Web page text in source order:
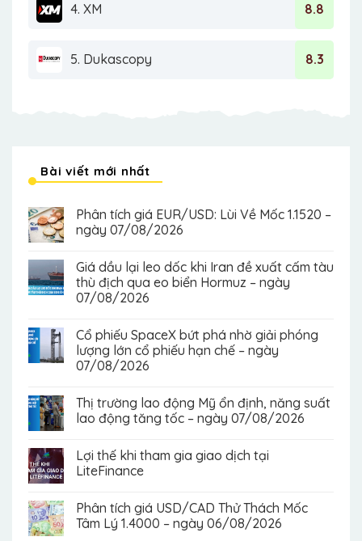
4. XM 8.8
5. Dukascopy 8.3
Bài viết mới nhất
Phân tích giá EUR/USD: Lùi Về Mốc 1.1520 –
ngày 07/08/2026
Giá dầu lại leo dốc khi Iran đề xuất cấm tàu
thù địch qua eo biển Hormuz – ngày
07/08/2026
Cổ phiếu SpaceX bứt phá nhờ giải phóng
lượng lớn cổ phiếu hạn chế – ngày
07/08/2026
Thị trường lao động Mỹ ổn định, năng suất
lao động tăng tốc – ngày 07/08/2026
Lợi thế khi tham gia giao dịch tại
LiteFinance
Phân tích giá USD/CAD Thử Thách Mốc
Tâm Lý 1.4000 – ngày 06/08/2026